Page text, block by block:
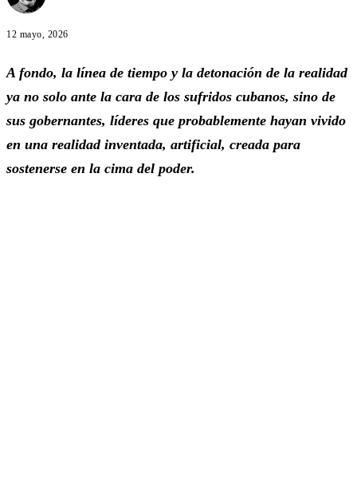
12 mayo, 2026
A fondo, la línea de tiempo y la detonación de la realidad
ya no solo ante la cara de los sufridos cubanos, sino de
sus gobernantes, líderes que probablemente hayan vivido
en una realidad inventada, artificial, creada para
sostenerse en la cima del poder.